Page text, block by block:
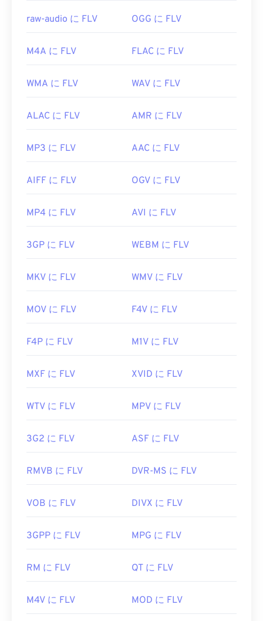
https://en.wikipedia.org/wiki/Flash_Video
raw-audio に FLV OGG に FLV
M4A に FLV FLAC に FLV
WMA に FLV WAV に FLV
ALAC に FLV AMR に FLV
MP3 に FLV AAC に FLV
AIFF に FLV OGV に FLV
MP4 に FLV AVI に FLV
3GP に FLV WEBM に FLV
MKV に FLV WMV に FLV
MOV に FLV F4V に FLV
F4P に FLV M1V に FLV
MXF に FLV XVID に FLV
WTV に FLV MPV に FLV
3G2 に FLV ASF に FLV
RMVB に FLV DVR-MS に FLV
VOB に FLV DIVX に FLV
3GPP に FLV MPG に FLV
RM に FLV QT に FLV
M4V に FLV MOD に FLV